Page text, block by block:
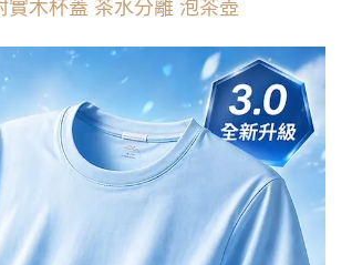
實木杯蓋 茶水分離 泡茶壺